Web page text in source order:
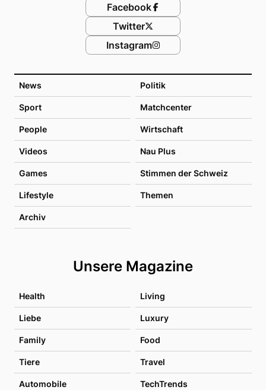
News Politik
Sport Matchcenter
People Wirtschaft
Videos Nau Plus
Games Stimmen der Schweiz
Lifestyle Themen
Archiv
Unsere Magazine
Health Living
Liebe Luxury
Family Food
Tiere Travel
Automobile TechTrends
Facebook
Twitter
Instagram